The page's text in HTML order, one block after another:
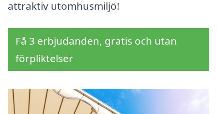
attraktiv utomhusmiljö!
Få 3 erbjudanden, gratis och utan
förpliktelser